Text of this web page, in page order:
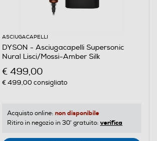
ASCIUGACAPELLI
DYSON - Asciugacapelli Supersonic
Nural Lisci/Mossi-Amber Silk
€ 499,00
€ 499,00consigliato
Acquisto online: non disponibile
Ritiro in negozio in 30' gratuito: verifica